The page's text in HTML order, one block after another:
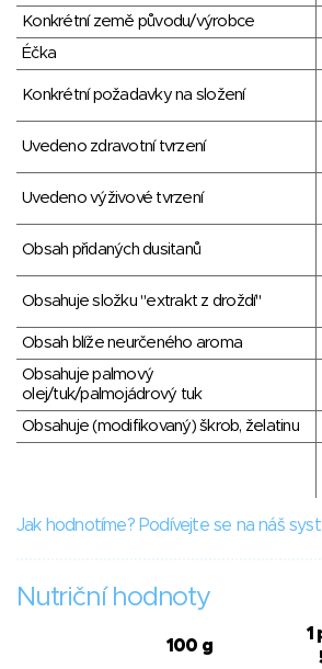
Konkrétní země původu/výrobce
Éčka
Konkrétní požadavky na složení
Uvedeno zdravotní tvrzení
Uvedeno výživové tvrzení
Obsah přidaných dusitanů
Obsahuje složku "extrakt z droždí"
Obsah blíže neurčeného aroma
Obsahuje palmový
olej/tuk/palmojádrový tuk
Obsahuje (modifikovaný) škrob, želatinu
Jak hodnotíme? Podívejte se na náš
Nutriční hodnoty
100 g
1